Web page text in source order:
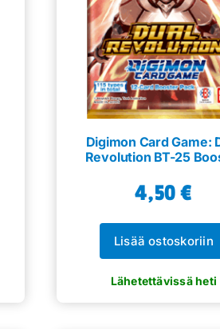
Digimon Card Game:
Revolution BT-25
4,50€
Lisää ostoskoriin